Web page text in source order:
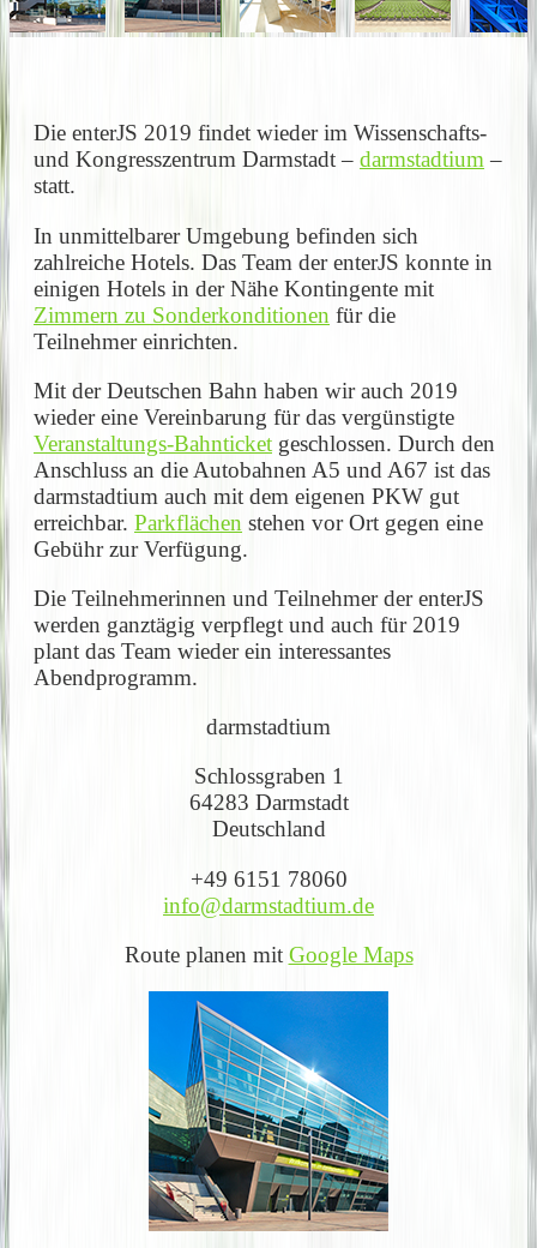
Die enterJS 2019 findet wieder im Wissenschafts-
und Kongresszentrum Darmstadt – darmstadtium–
statt.
In unmittelbarer Umgebung befinden sich
zahlreiche Hotels. Das Team der enterJS konnte in
einigen Hotels in der Nähe Kontingente mit
Zimmern zu Sonderkonditionen für die
Teilnehmer einrichten.
Mit der Deutschen Bahn haben wir auch 2019
wieder eine Vereinbarung für das vergünstigte
Veranstaltungs-Bahnticket geschlossen. Durch den
Anschluss an die Autobahnen A5 und A67 ist das
darmstadtium auch mit dem eigenen PKW gut
erreichbar. Parkflächen stehen vor Ort gegen eine
Gebühr zur Verfügung.
Die Teilnehmerinnen und Teilnehmer der enterJS
werden ganztägig verpflegt und auch für 2019
plant das Team wieder ein interessantes
Abendprogramm.
darmstadtium
Schlossgraben 1
64283 Darmstadt
Deutschland
+49 6151 78060
info@darmstadtium.de
Route planen mit Google Maps